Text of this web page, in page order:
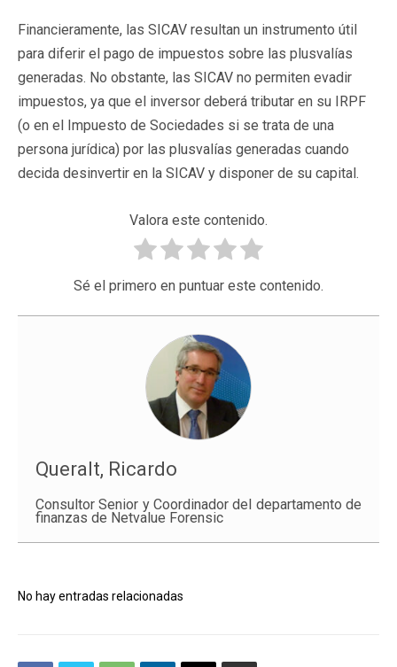
Financieramente, las SICAV resultan un instrumento útil
para diferir el pago de impuestos sobre las plusvalías
generadas. No obstante, las SICAV no permiten evadir
impuestos, ya que el inversor deberá tributar en su IRPF
(o en el Impuesto de Sociedades si se trata de una
persona jurídica) por las plusvalías generadas cuando
decida desinvertir en la SICAV y disponer de su capital.
Valora este contenido.
Sé el primero en puntuar este contenido.
Queralt, Ricardo
Consultor Senior y Coordinador del departamento de
finanzas de Netvalue Forensic
No hay entradas relacionadas